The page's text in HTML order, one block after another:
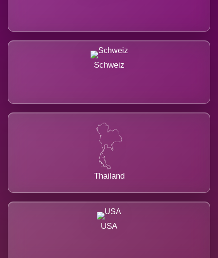
Schweiz
Thailand
USA